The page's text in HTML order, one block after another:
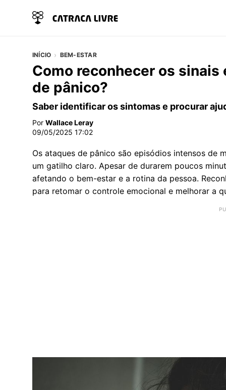
INÍCIO BEM-ESTAR
Como reconhecer os
de pânico?
Saber identificar os sintomas e procurar
Por Wallace Leray
09/05/2025 17:02
Os ataques de pânico são episódios intensos de
um gatilho claro. Apesar de durarem poucos
afetando o bem-estar e a rotina da pessoa.
para retomar o controle emocional e melhorar a